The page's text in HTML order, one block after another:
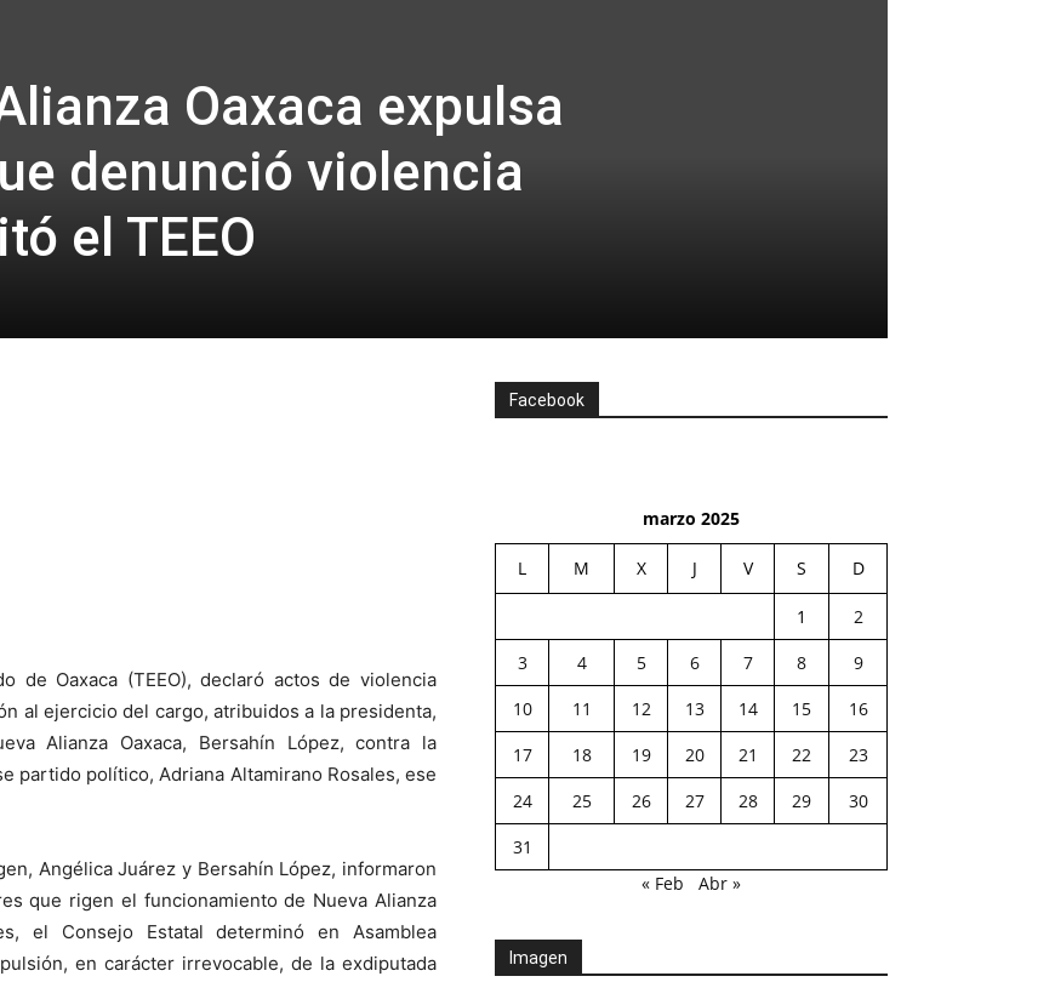
Oaxaca
Oaxaca expulsa
denunció violencia
el TEEO
de Oaxaca (TEEO), declaró actos de violencia
al ejercicio del cargo, atribuidos a la presidenta,
Alianza Oaxaca, Bersahín López, contra la
partido político, Adriana Altamirano Rosales, ese
Angélica Juárez y Bersahín López, informaron
que rigen el funcionamiento de Nueva Alianza
el Consejo Estatal determinó en Asamblea
en carácter irrevocable, de la exdiputada
Facebook
marzo 2025
L M X J V S D
1
2
3
4 5 6 7 8
9
10
11 12 13 14 15
16
17
18 19 20 21 22
23
24
25 26 27 28 29
30
31
« Feb
Abr »
Imagen